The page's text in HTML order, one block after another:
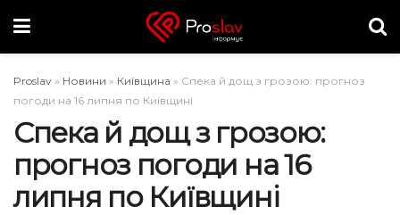
Proslav » Новини » Київщина » Спека й дощ з грозою: прогноз
погоди на 16 липня по Київщині
Спека й дощ з грозою:
прогноз погоди на 16
липня по Київщині